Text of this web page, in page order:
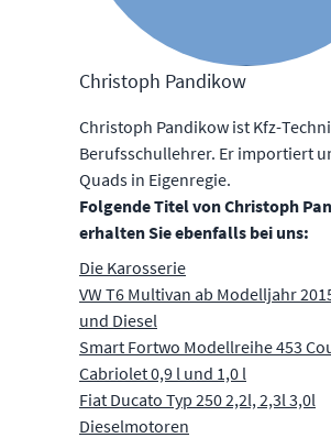
Christoph Pandikow
Christoph Pandikow ist Kfz-
Berufsschullehrer. Er importiert
Quads in Eigenregie.
Folgende Titel von Christoph
erhalten Sie ebenfalls bei uns:
Die Karosserie
VW T6 Multivan ab Modelljahr
und Diesel
Smart Fortwo Modellreihe 453
Cabriolet 0,9 l und 1,0 l
Fiat Ducato Typ 250 2,2l, 2,3l 3,0l
Dieselmotoren